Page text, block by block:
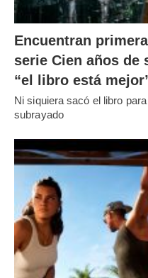
Encuentran
serie Cien años de
“el libro está
Ni siquiera sacó el libro
subrayado